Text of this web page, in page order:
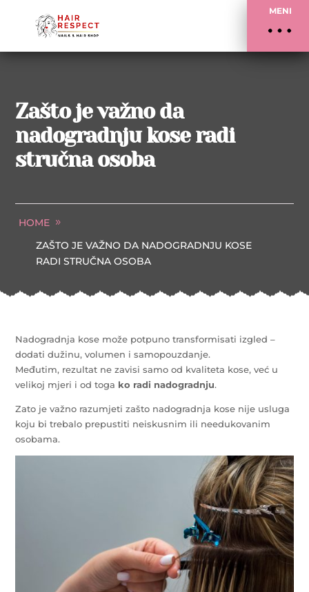
MENI
Zašto je važno da
nadogradnju kose radi
stručna osoba
HOME
ZAŠTO JE VAŽNO DA NADOGRADNJU KOSE
RADI STRUČNA OSOBA
Nadogradnja kose može potpuno transformisati izgled –
dodati dužinu, volumen i samopouzdanje.
Međutim, rezultat ne zavisi samo od kvaliteta kose, već u
velikoj mjeri i od toga ko radi nadogradnju.
Zato je važno razumjeti zašto nadogradnja kose nije usluga
koju bi trebalo prepustiti neiskusnim ili needukovanim
osobama.